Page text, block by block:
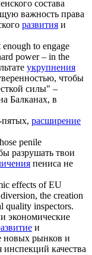
состава
важность права
развития и
to engage
power – in the
укрупнения
чтобы
силы" –
Балканах, в
расширение
penile
разрушать твои
пениса не
effects of EU
the creation
quality inspectors.
экономические
и
новых рынков и
инспекций качества